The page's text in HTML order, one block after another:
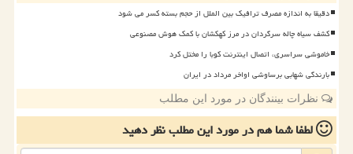
دقیقا به اندازه مصرف ترافیک بین الملل از حجم بسته کسر می شود
کشف سیاه چاله سرگردان در مرز کهکشان با کمک هوش مصنوعی
خاموشی سراسری، اتصال اینترنت کوبا را مختل کرد
بارندگی شهابی برساوشی اواخر مرداد در ایران
نظرات بینندگان در مورد این مطلب
لطفا شما همدر مورد این مطلبنظر دهید